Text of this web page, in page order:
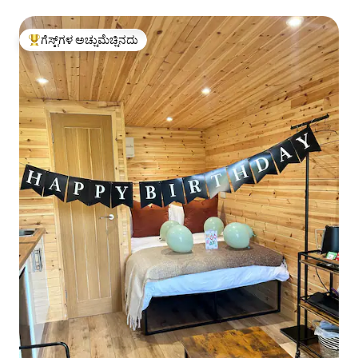
ಗೆಸ್ಟ್‌ಗಳಿಗೆ ಅತಿ ಹೆಚ್ಚು ಅಚ್ಚುಮೆಚ್ಚಿನದು
ಗೆಸ್ಟ್‌ಗಳ ಅಚ್ಚುಮೆಚ್ಚಿನದು